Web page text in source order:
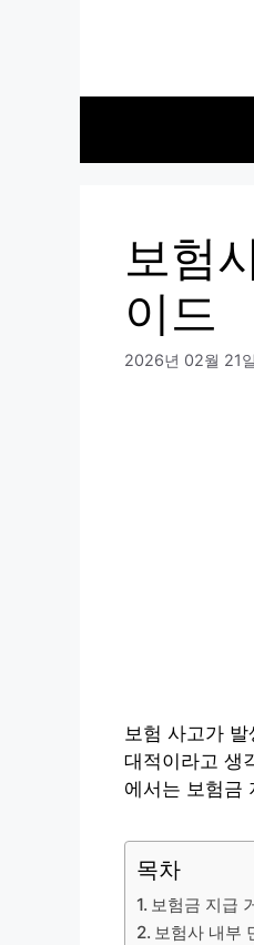
보험
이드
2026년 02월 21일
보험 사고가
대적이라고 생
에서는 보험금
목차
보험금 지급
보험사 내부